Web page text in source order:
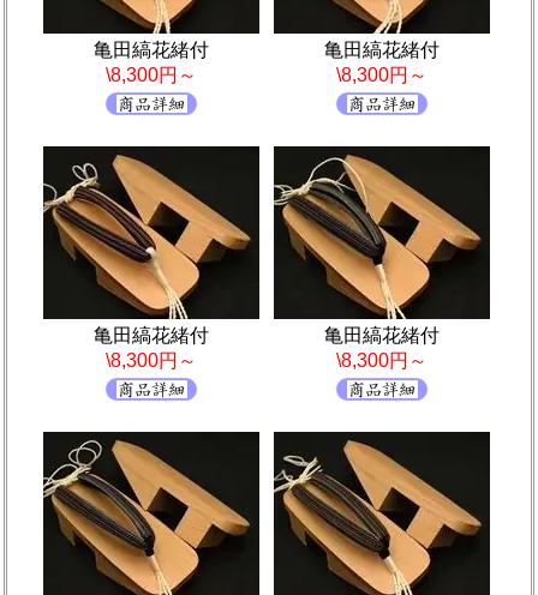
亀田縞花緒付
\8,300円～
亀田縞花緒付
\8,300円～
亀田縞花緒付
\8,300円～
亀田縞花緒付
\8,300円～